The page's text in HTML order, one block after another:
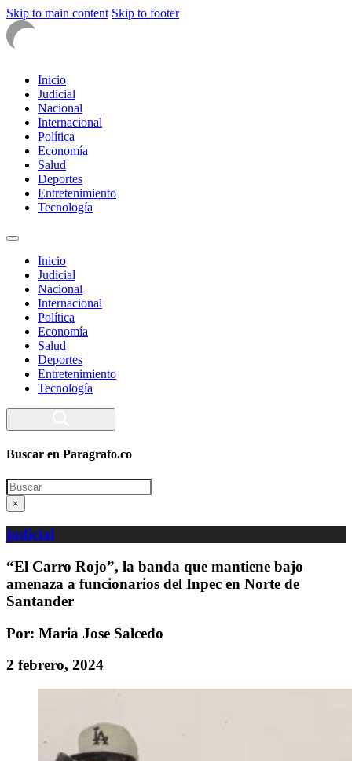
Skip to main content Skip to footer
Inicio
Judicial
Nacional
Internacional
Política
Economía
Salud
Deportes
Entretenimiento
Tecnología
Inicio
Judicial
Nacional
Internacional
Política
Economía
Salud
Deportes
Entretenimiento
Tecnología
Buscar en Paragrafo.co
Search
×
judicial
“El Carro Rojo”, la banda que mantiene bajo
amenaza a funcionarios del Inpec en Norte de
Santander
Por: Maria Jose Salcedo
2 febrero, 2024